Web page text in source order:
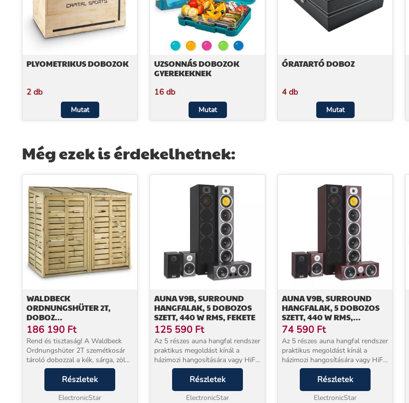
PLYOMETRIKUS DOBOZOK
2 db
Mutat
UZSONNÁS DOBOZOK
GYEREKEKNEK
16 db
Mutat
ÓRATARTÓ DOBOZ
4 db
Mutat
Még ezek is érdekelhetnek:
WALDBECK
ORDNUNGSHÜTER 2T,
DOBOZ
SZEMÉTKOSARAKRA, 145 X
130 X 87 CM (SZXMXM), 2
KOSÁR, FSC – BORÓKA
186 190 Ft
Rend és tisztaság! A Waldbeck
Ordnungshüter 2T szemétkosár
tároló dobozzal a kék, sárga, zöld,
barna, vagy fekete kosarak
látványa szép lesz. Az udvar vagy
a kert új fényt kap a hulladék
tárolása teré...
Részletek
ElectronicStar
AUNA V9B, SURROUND
HANGFALAK, 5 DOBOZOS
SZETT, 440 W RMS, FEKETE
125 590 Ft
Az 5 részes auna hangfal rendszer
praktikus megoldást kínál a
házimozi hangosítására vagy HiFi
használathoz.A két 4 utas
frontális hangfal a 4 subwooferrel
nagyon dinamikus, magas
felbontású hangot te...
Részletek
ElectronicStar
AUNA V9B, SURROUND
HANGFALAK, 5 DOBOZOS
SZETT, 440 W RMS,
MAHAGÓNI
74 590 Ft
Az 5 részes auna hangfal rendszer
praktikus megoldást kínál a
házimozi hangosítására vagy HiFi
használathoz.A két 4 utas
frontális hangfal a 4 subwooferrel
nagyon dinamikus, magas
felbontású hangot te...
Részletek
ElectronicStar